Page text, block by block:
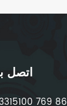
اتصل